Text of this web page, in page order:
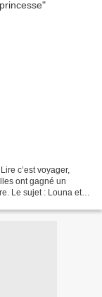
c’est voyager,
ont gagné un
Le sujet : Louna et